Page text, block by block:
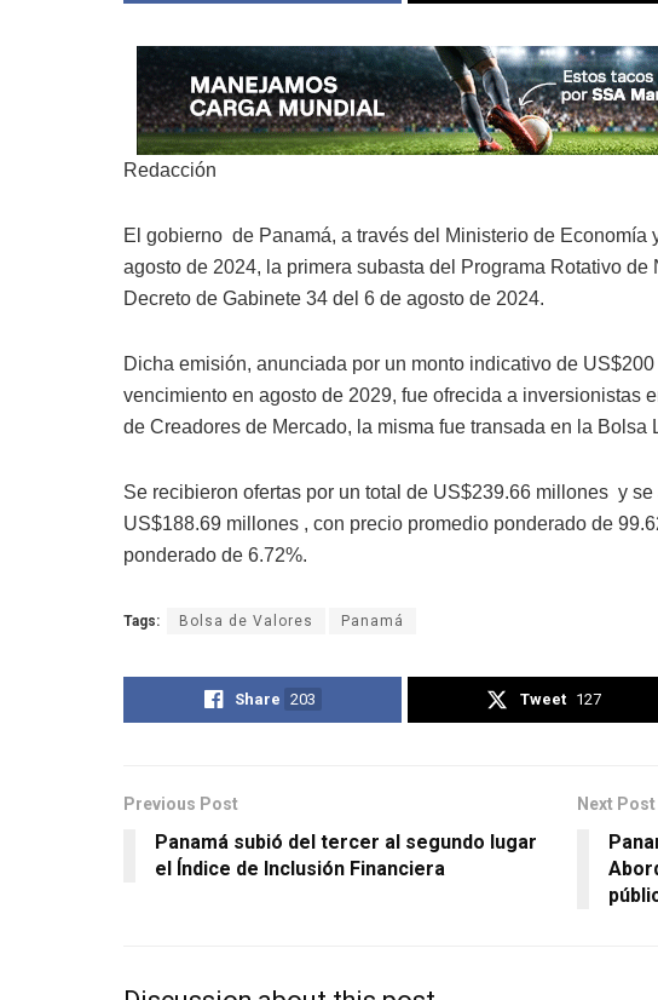
Redacción
El gobierno de Panamá, a través del Ministerio de Economía
agosto de 2024, la primera subasta del Programa Rotativo de
Decreto de Gabinete 34 del 6 de agosto de 2024.
Dicha emisión, anunciada por un monto indicativo de
vencimiento en agosto de 2029, fue ofrecida a inversionistas
de Creadores de Mercado, la misma fue transada en la Bolsa
Se recibieron ofertas por un total de US$239.66 millones y
US$188.69 millones , con precio promedio ponderado de
ponderado de 6.72%.
Tags: Bolsa de Valores Panamá
Share 203 Tweet 127
Previous Post
Panamá subió del tercer al segundo lugar
el Índice de Inclusión Financiera
Next Post